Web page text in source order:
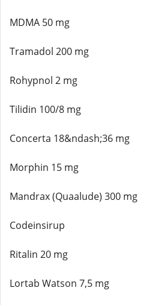
MDMA 50 mg
Tramadol 200 mg
Rohypnol 2 mg
Tilidin 100/8 mg
Concerta 18&ndash;36 mg
Morphin 15 mg
Mandrax (Quaalude) 300 mg
Codeinsirup
Ritalin 20 mg
Lortab Watson 7,5 mg